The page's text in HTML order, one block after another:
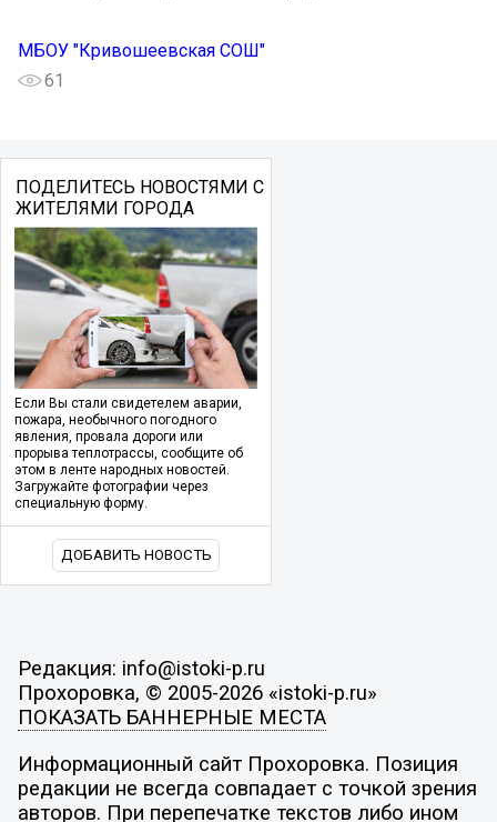
МБОУ "Кривошеевская СОШ"
61
ПОДЕЛИТЕСЬ НОВОСТЯМИ С
ЖИТЕЛЯМИ ГОРОДА
Если Вы стали свидетелем аварии,
пожара, необычного погодного
явления, провала дороги или
прорыва теплотрассы, сообщите об
этом в ленте народных новостей.
Загружайте фотографии через
специальную форму.
ДОБАВИТЬ НОВОСТЬ
Редакция: info@istoki-p.ru
Прохоровка, © 2005-2026 «istoki-p.ru»
ПОКАЗАТЬ БАННЕРНЫЕ МЕСТА
Информационный сайт Прохоровка. Позиция
редакции не всегда совпадает с точкой зрения
авторов. При перепечатке текстов либо ином